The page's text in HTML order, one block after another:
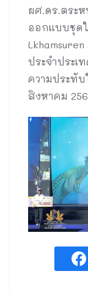
ผศ.ดร.ตระ
ออกแบบชุด
ประจำประเ
ความประทับ
สิงหาคม